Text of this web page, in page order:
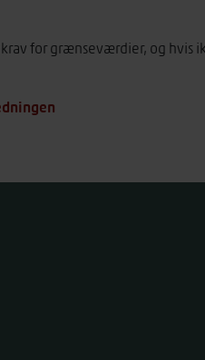
for grænseværdier, og hvis